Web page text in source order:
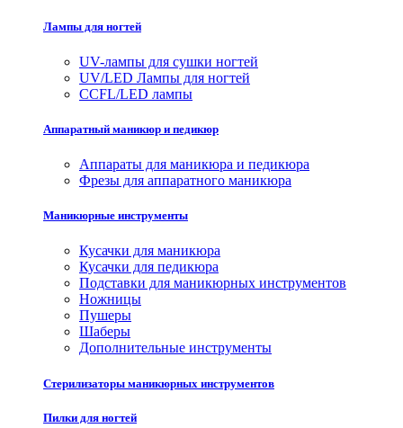
Лампы для ногтей
UV-лампы для сушки ногтей
UV/LED Лампы для ногтей
CCFL/LED лампы
Аппаратный маникюр и педикюр
Аппараты для маникюра и педикюра
Фрезы для аппаратного маникюра
Маникюрные инструменты
Кусачки для маникюра
Кусачки для педикюра
Подставки для маникюрных инструментов
Ножницы
Пушеры
Шаберы
Дополнительные инструменты
Стерилизаторы маникюрных инструментов
Пилки для ногтей